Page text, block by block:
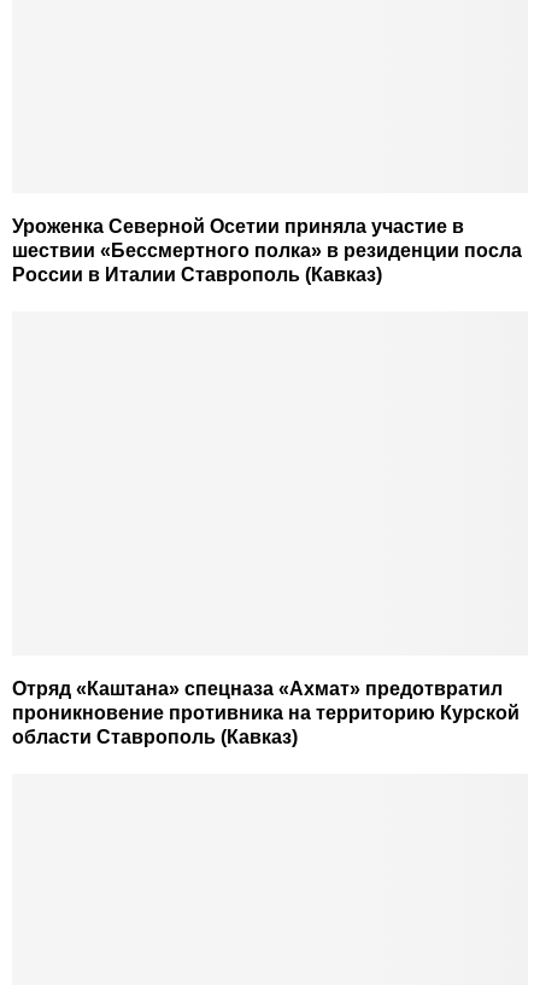
Уроженка Северной Осетии приняла участие в
шествии «Бессмертного полка» в резиденции посла
России в Италии Ставрополь (Кавказ)
Отряд «Каштана» спецназа «Ахмат» предотвратил
проникновение противника на территорию Курской
области Ставрополь (Кавказ)